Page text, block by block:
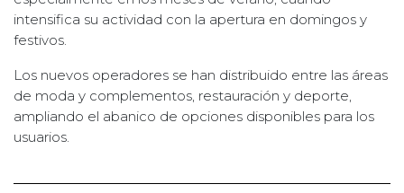
intensifica su actividad con la apertura en domingos y
festivos.
Los nuevos operadores se han distribuido entre las áreas
de moda y complementos, restauración y deporte,
ampliando el abanico de opciones disponibles para los
usuarios.